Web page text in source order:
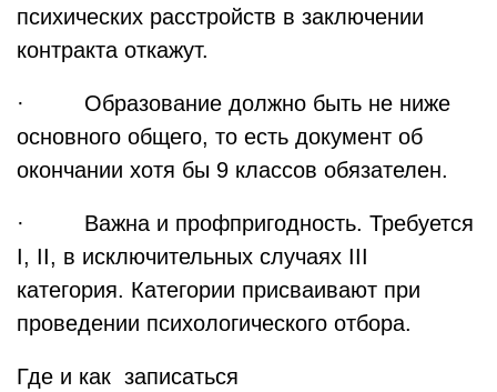
психических расстройств в заключении
контракта откажут.
· Образование должно быть не ниже
основного общего, то есть документ об
окончании хотя бы 9 классов обязателен.
· Важна и профпригодность. Требуется
I, II, в исключительных случаях III
категория. Категории присваивают при
проведении психологического отбора.
Где и как записаться